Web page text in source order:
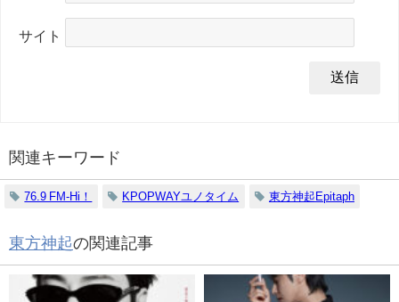
サイト
関連キーワード
76.9 FM-Hi！ KPOPWAYユノタイム 東方神起Epitaph
東方神起の関連記事